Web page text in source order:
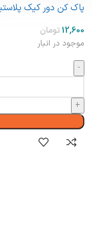
پاک کن دور کیک پلاستیکی 16 سانت
موجود در انبار